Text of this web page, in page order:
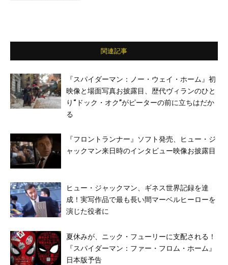
関連記事
『スパイダーマン：ノー・ウェイ・ホーム』初
映像と場面写真お披露目、歴代ヴィランのひと
り“ドック・オク”がピーターの前に立ちはだか
る
『フロントランナー』ソフト発売、ヒュー・ジ
ャックマン来日時のインタビュー映像お披露目
ヒュー・ジャックマン、ギネス世界記録を達
成！実写作品で最も長い間マーベルヒーローを
演じた役者に
夏休みが、ニック・フューリーに支配される！
『スパイダーマン：ファー・フロム・ホーム』
日本版予告